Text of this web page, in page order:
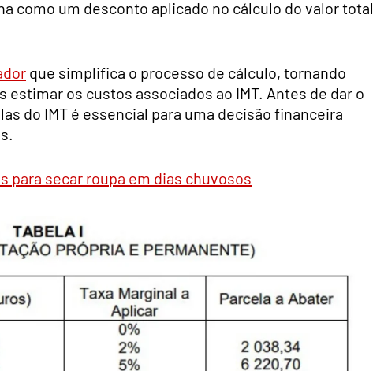
como um desconto aplicado no cálculo do valor total
que simplifica o processo de cálculo, tornando
os custos associados ao IMT. Antes de dar o
do IMT é essencial para uma decisão financeira
para secar roupa em dias chuvosos